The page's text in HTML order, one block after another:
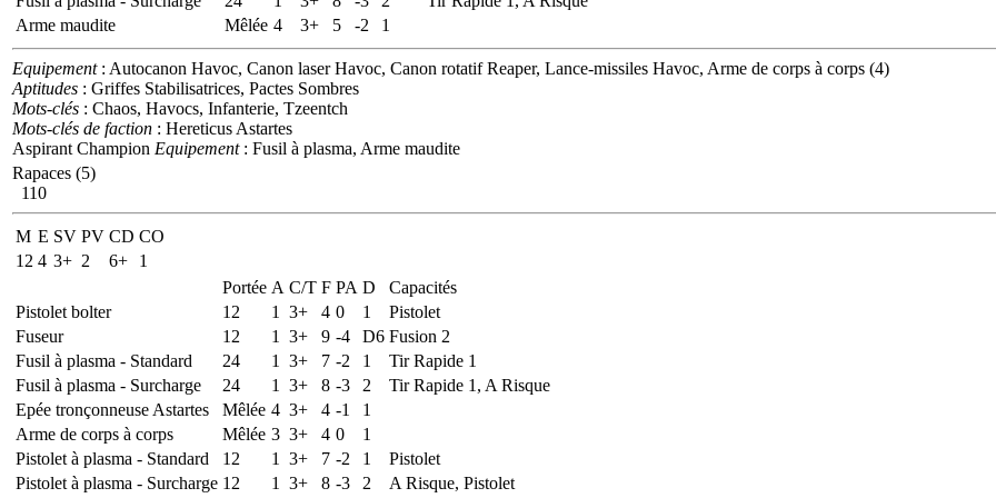
Arme maudite
Mêlée 4 3+ 5 -2 1
Equipement: Autocanon Havoc, Canon laser Havoc, Canon rotatif Reaper, Lance-missiles Havoc, Arme de corps à corps (4)
Aptitudes : Griffes Stabilisatrices, Pactes Sombres
Mots-clés : Chaos, Havocs, Infanterie, Tzeentch
Mots-clés de faction : Hereticus Astartes
Aspirant Champion Equipement: Fusil à plasma, Arme maudite
Rapaces (5)
110
M E SV PV CD CO
12 4 3+ 2 6+
1
Portée A C/T F PA D
Capacités
Pistolet bolter
12 1 3+ 4 0 1
Pistolet
Fuseur
12 1 3+ 9 -4 D6 Fusion 2
Fusil à plasma - Standard
24 1 3+ 7 -2 1
Tir Rapide 1
Fusil à plasma - Surcharge
24 1 3+ 8 -3 2
Tir Rapide 1, A Risque
Epée tronçonneuse Astartes
Mêlée 4 3+ 4 -1
1
Arme de corps à corps
Mêlée 3 3+ 4 0
1
Pistolet à plasma - Standard
12 1 3+ 7 -2 1
Pistolet
Pistolet à plasma - Surcharge 12 1 3+ 8 -3 2 A Risque, Pistolet